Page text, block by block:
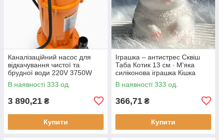
Каналізаційний насос для
відкачування чистої та
брудної води 220V 3750W
В наявності 333 од.
3 890,21 ₴
Купити
Іграшка – антистрес Сквіш
Таба Котик 13 см ∙ М'яка
силіконова іграшка Кішка
В наявності 333 од.
366,71 ₴
Купити